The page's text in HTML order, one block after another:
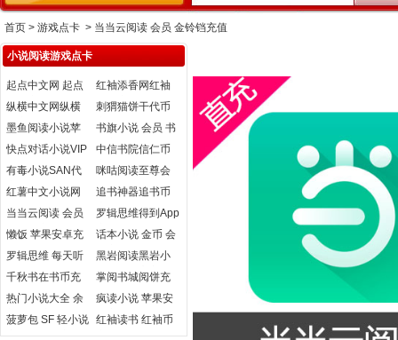
首页 > 游戏点卡 > 当当云阅读 会员 金铃铛充值
小说阅读游戏点卡
起点中文网 起点
币直充
红袖添香网红袖
币直充
纵横中文网纵横
币充值
刺猬猫饼干代币
充值
墨鱼阅读小说苹
果版本会员开通
书旗小说 会员 书
豆充值
快点对话小说VIP
会员
中信书院信仁币
充值
有毒小说SAN代
充
咪咕阅读至尊会
员
红薯中文小说网
追书神器追书币
充值
当当云阅读 会员
金铃铛充值
罗辑思维得到App
充值兑换码
懒饭 苹果安卓充
值
话本小说 金币 会
员充值
罗辑思维 每天听
本书VIP卡
黑岩阅读黑岩小
说网岩币官方在
千秋书在书币充
值卡
掌阅书城阅饼充
值
热门小说大全 余
额 会员充值
疯读小说 苹果安
卓充值
菠萝包 SF 轻小说
安卓苹果代充
红袖读书 红袖币
充值